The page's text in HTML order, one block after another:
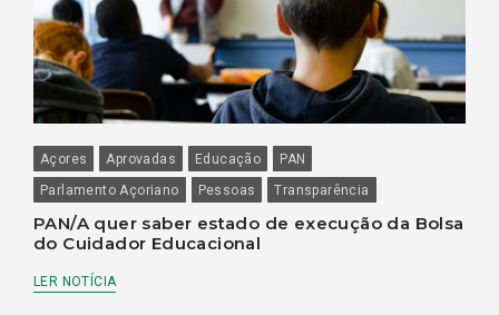
Açores Aprovadas Educação
PAN
Parlamento Açoriano
Pessoas Transparência
PAN/A quer saber estado de execução da Bolsa
do Cuidador Educacional
LER NOTÍCIA